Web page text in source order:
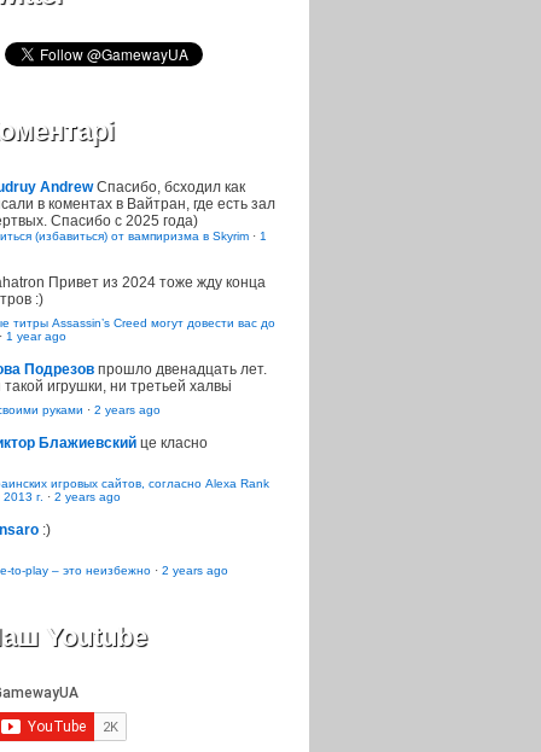
Andrew Спасибо, бсходил как
в коментах в Вайтран, где есть зал
Спасибо с 2025 года)
(избавиться) от вампиризма в Skyrim · 1
Привет из 2024 тоже жду конца
:)
титры Assassin’s Creed могут довести вас до
· 1 year ago
Подрезов прошло двенадцать лет.
такой игрушки, ни третьей халвьі
руками · 2 years ago
Блажиевский це класно
игровых сайтов, согласно Alexa Rank
г. · 2 years ago
:)
to-play – это неизбежно · 2 years ago
Youtube